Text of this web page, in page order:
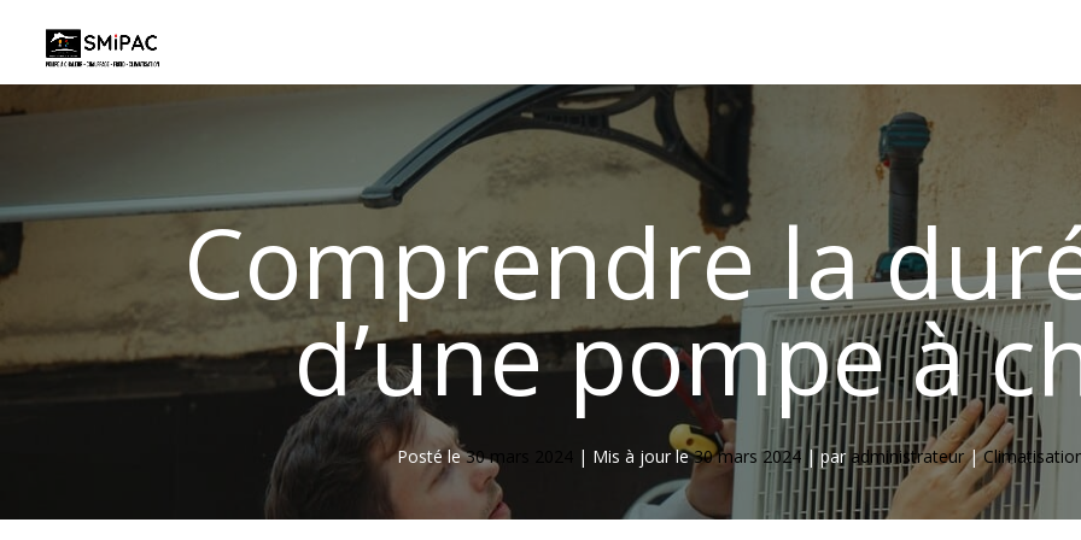
Comprendre la
d’une pompe à
Posté le30 mars 2024 | Mis à jour le30 mars 2024|par administrateur|